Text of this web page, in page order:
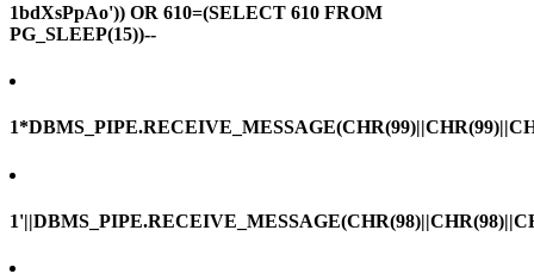
1bdXsPpAo')) OR 610=(SELECT 610 FROM
PG_SLEEP(15))--